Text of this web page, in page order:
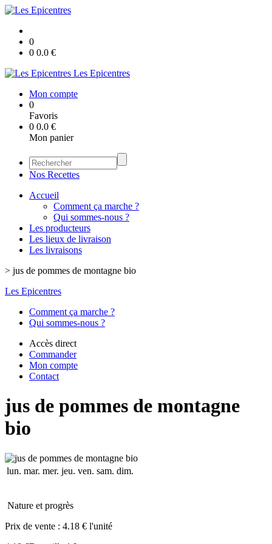
0
0 0.0 €
Les Epicentres
Mon compte
0
Favoris
0 0.0 €
Mon panier
Nos Recettes
Accueil
Comment ça marche ?
Qui sommes-nous ?
Les producteurs
Les lieux de livraison
Les livraisons
> jus de pommes de montagne bio
Les Epicentres
Comment ça marche ?
Qui sommes-nous ?
Accès direct
Commander
Mon compte
Contact
jus de pommes de montagne
bio
lun. mar. mer. jeu. ven. sam. dim.
Nature et progrès
Prix de vente : 4.18 € l'unité